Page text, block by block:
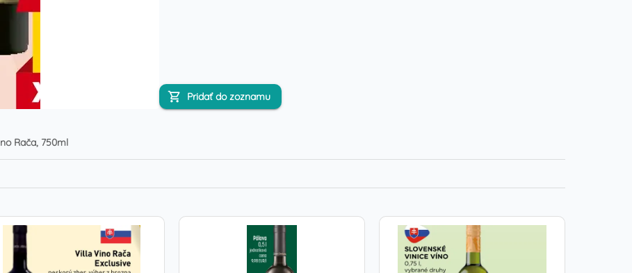
Pridať do zoznamu
Rača, 750ml